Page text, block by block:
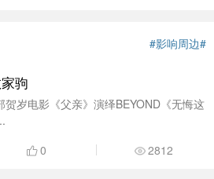
#影响周边#
驹
贺岁电影《父亲》演绎BEYOND《无悔这
0 2812